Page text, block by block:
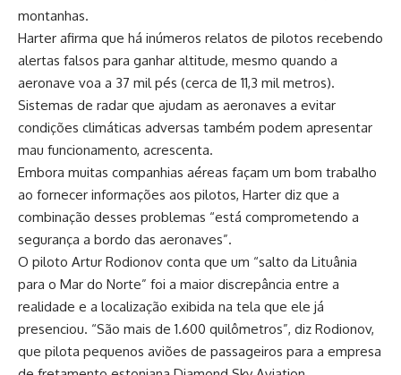
montanhas.
Harter afirma que há inúmeros relatos de pilotos recebendo
alertas falsos para ganhar altitude, mesmo quando a
aeronave voa a 37 mil pés (cerca de 11,3 mil metros).
Sistemas de radar que ajudam as aeronaves a evitar
condições climáticas adversas também podem apresentar
mau funcionamento, acrescenta.
Embora muitas companhias aéreas façam um bom trabalho
ao fornecer informações aos pilotos, Harter diz que a
combinação desses problemas “está comprometendo a
segurança a bordo das aeronaves”.
O piloto Artur Rodionov conta que um “salto da Lituânia
para o Mar do Norte” foi a maior discrepância entre a
realidade e a localização exibida na tela que ele já
presenciou. “São mais de 1.600 quilômetros”, diz Rodionov,
que pilota pequenos aviões de passageiros para a empresa